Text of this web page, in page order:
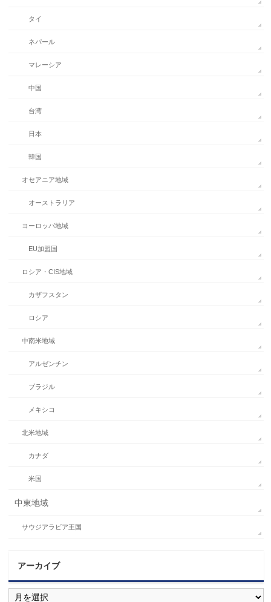
タイ
ネパール
マレーシア
中国
台湾
日本
韓国
オセアニア地域
オーストラリア
ヨーロッパ地域
EU加盟国
ロシア・CIS地域
カザフスタン
ロシア
中南米地域
アルゼンチン
ブラジル
メキシコ
北米地域
カナダ
米国
中東地域
サウジアラビア王国
アーカイブ
ア
ー